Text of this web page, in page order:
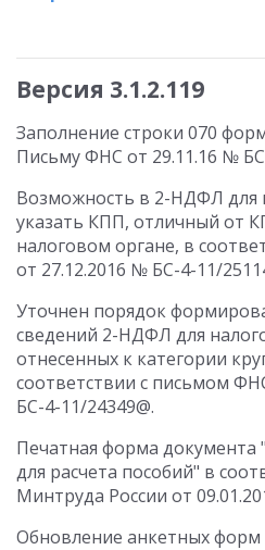
Версия 3.1.2.119
Заполнение строки 070
Письму ФНС от 29.11.16 №
Возможность в 2-НДФЛ
указать КПП, отличный от
налоговом органе, в
от 27.12.2016 № БС-4-11/
Уточнен порядок
сведений 2-НДФЛ для
отнесенных к категории
соответствии с письмом
БС-4-11/24349@.
Печатная форма документа
для расчета пособий" в
Минтруда России от
Обновление анкетных форм